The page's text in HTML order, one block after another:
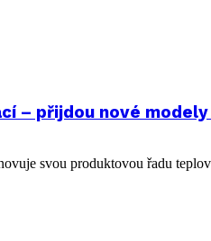
– přijdou nové
svou produktovou řadu